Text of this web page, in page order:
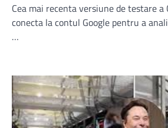
Cea mai recenta versiune de testare a
conecta la contul Google pentru a
…